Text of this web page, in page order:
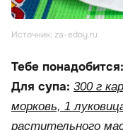
Источник: za-edoy.ru
Тебе понадобится:
Для супа: 300 г
морковь, 1
растительного